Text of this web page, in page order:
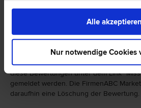
Alle akzeptieren
Nur notwendige Cookies
Die von Nutzern erstellten
sind ausschließlich diesen zuzu­ord­nen
die Meinung der FirmenABC Marketing
tungen gegen die Nutzungs­bedingungen
Marketing GmbH oder gegen
diese Bewertungen unter dem Link
gemeldet werden. Die FirmenABC
daraufhin eine Löschung der Bewertung.